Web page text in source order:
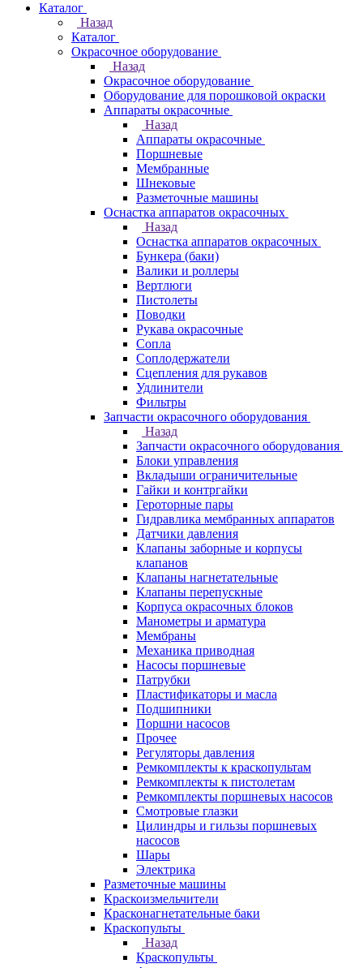
Каталог
Назад
Каталог
Окрасочное оборудование
Назад
Окрасочное оборудование
Оборудование для порошковой окраски
Аппараты окрасочные
Назад
Аппараты окрасочные
Поршневые
Мембранные
Шнековые
Разметочные машины
Оснастка аппаратов окрасочных
Назад
Оснастка аппаратов окрасочных
Бункера (баки)
Валики и роллеры
Вертлюги
Пистолеты
Поводки
Рукава окрасочные
Сопла
Соплодержатели
Сцепления для рукавов
Удлинители
Фильтры
Запчасти окрасочного оборудования
Назад
Запчасти окрасочного оборудования
Блоки управления
Вкладыши ограничительные
Гайки и контргайки
Героторные пары
Гидравлика мембранных аппаратов
Датчики давления
Клапаны заборные и корпусы
клапанов
Клапаны нагнетательные
Клапаны перепускные
Корпуса окрасочных блоков
Манометры и арматура
Мембраны
Механика приводная
Насосы поршневые
Патрубки
Пластификаторы и масла
Подшипники
Поршни насосов
Прочее
Регуляторы давления
Ремкомплекты к краскопультам
Ремкомплекты к пистолетам
Ремкомплекты поршневых насосов
Смотровые глазки
Цилиндры и гильзы поршневых
насосов
Шары
Электрика
Разметочные машины
Краскоизмельчители
Красконагнетательные баки
Краскопульты
Назад
Краскопульты